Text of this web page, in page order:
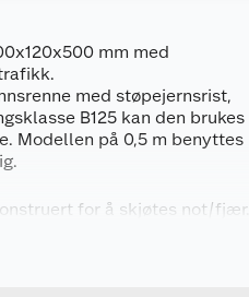
mm med
med støpejernsrist,
B125 kan den brukes
Modellen på 0,5 m benyttes
for å skjøtes not/fjær.